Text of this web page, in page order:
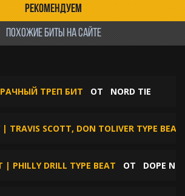
РЕКОМЕНДУЕМ
ПОХОЖИЕ БИТЫ НА САЙТЕ
ТРЕП БИТ ОТ NORD TIE
| TRAVIS SCOTT, DON TOLIVER TYPE BEAT
| PHILLY DRILL TYPE BEAT ОТ DOPE